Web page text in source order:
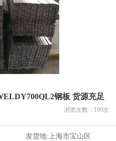
钢板 货源充足
浏览次数： 199次
发货地: 上海市宝山区